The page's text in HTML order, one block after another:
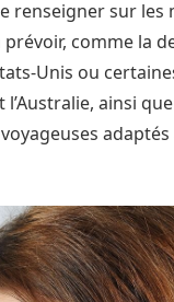
renseigner sur les
comme la
Unis ou
l’Australie, ainsi